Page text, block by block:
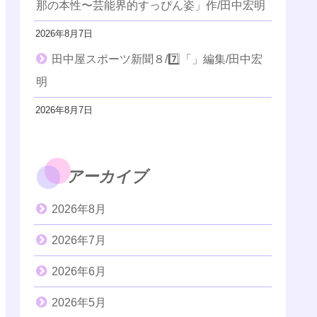
那の本性〜芸能界的すっぴん姿」作/田中宏明
2026年8月7日
田中屋スポーツ新聞８/7️⃣「」編集/田中宏
明
2026年8月7日
アーカイブ
2026年8月
2026年7月
2026年6月
2026年5月